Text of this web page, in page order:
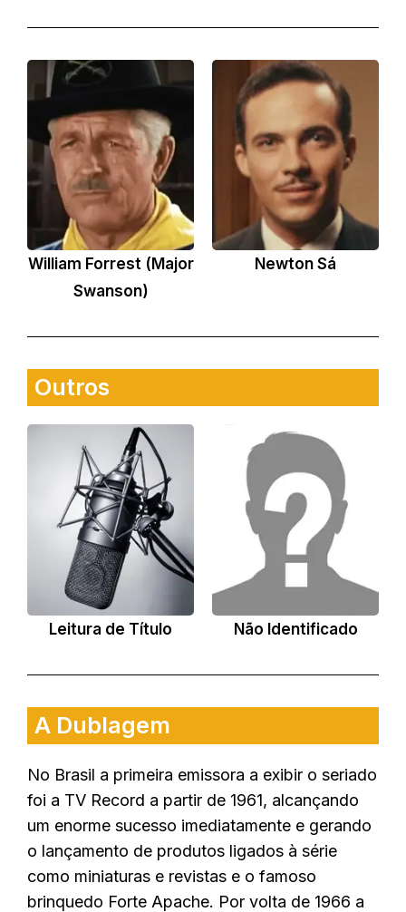
William Forrest (Major
Swanson)
Newton Sá
Outros
Leitura de Título Não Identificado
A Dublagem
No Brasil a primeira emissora a exibir o seriado
foi a TV Record a partir de 1961, alcançando
um enorme sucesso imediatamente e gerando
o lançamento de produtos ligados à série
como miniaturas e revistas e o famoso
brinquedo Forte Apache. Por volta de 1966 a